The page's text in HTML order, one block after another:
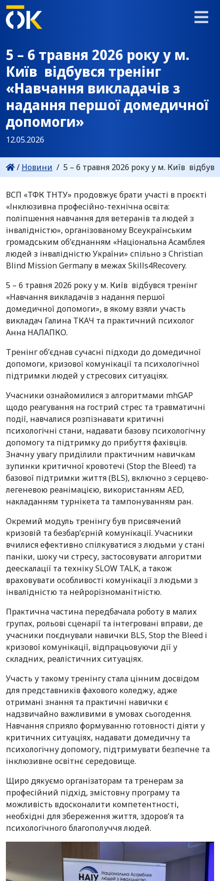
5 – 6 травня 2026 року у м.
Київ відбувся тренінг
«Навчання викладачів з
надання першої домедичної
допомоги»
12.05.2026
/ Новини / 5 – 6 травня 2026 року у м. Київ
ВСП «ТФК ТНТУ» продовжує брати участі в проєкті
«Інклюзивна професійно-технічна освіта:
поліпшення навчання для ветеранів та людей з
інвалідністю», організованому Всеукраїнським
громадським об’єднанням «Національна Асамблея
людей з інвалідністю України» спільно з Christian
Blind Mission Germany в межах Skills4Recovery.
5 – 6 травня 2026 року у м. Київ відбувся тренінг
«Навчання викладачів з надання першої
домедичної допомоги», в якому взяли участь
викладач Галина ТКАЧ та практичний психолог
Анна НАЛАПКО.
Тренінг об’єднав сучасні підходи до домедичної
допомоги, кризової комунікації та психологічної
підтримки людей у стресових ситуаціях.
Учасники ознайомилися з алгоритмами mhGAP
щодо реагування на гострий стрес та травматичні
події, навчалися розпізнавати критичні
психологічні стани, надавати базову психологічну
допомогу та підтримку до прибуття фахівців.
Значну увагу приділили практичним навичкам
зупинки критичної кровотечі (Stop the Bleed) та
базової підтримки життя (BLS), включно з серцево-
легеневою реанімацією, використанням AED,
накладанням турнікета та тампонуванням ран.
Окремий модуль тренінгу був присвячений
кризовій та безбар’єрній комунікації. Учасники
вчилися ефективно спілкуватися з людьми у стані
паніки, шоку чи стресу, застосовувати алгоритми
деескалації та техніку SLOW TALK, а також
враховувати особливості комунікації з людьми з
інвалідністю та нейрорізноманітністю.
Практична частина передбачала роботу в малих
групах, рольові сценарії та інтегровані вправи, де
учасники поєднували навички BLS, Stop the Bleed і
кризової комунікації, відпрацьовуючи дії у
складних, реалістичних ситуаціях.
Участь у такому тренінгу стала цінним досвідом
для представників фахового коледжу, адже
отримані знання та практичні навички є
надзвичайно важливими в умовах сьогодення.
Навчання сприяло формуванню готовності діяти у
критичних ситуаціях, надавати домедичну та
психологічну допомогу, підтримувати безпечне та
інклюзивне освітнє середовище.
Щиро дякуємо організаторам та тренерам за
професійний підхід, змістовну програму та
можливість вдосконалити компетентності,
необхідні для збереження життя, здоров’я та
психологічного благополуччя людей.